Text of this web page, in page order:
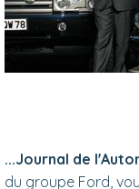
...Journal de
du groupe Ford,